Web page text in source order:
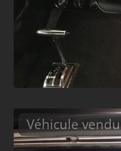
Véhicule vendu